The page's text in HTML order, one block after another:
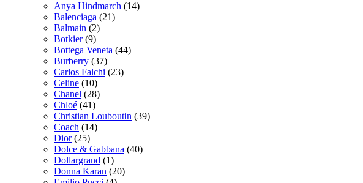
Anya Hindmarch (14)
Balenciaga (21)
Balmain (2)
Botkier(9)
Bottega Veneta (44)
Burberry (37)
Carlos Falchi (23)
Celine (10)
Chanel (28)
Chloé (41)
Christian Louboutin (39)
Coach (14)
Dior(25)
Dolce & Gabbana (40)
Dollargrand (1)
Donna Karan (20)